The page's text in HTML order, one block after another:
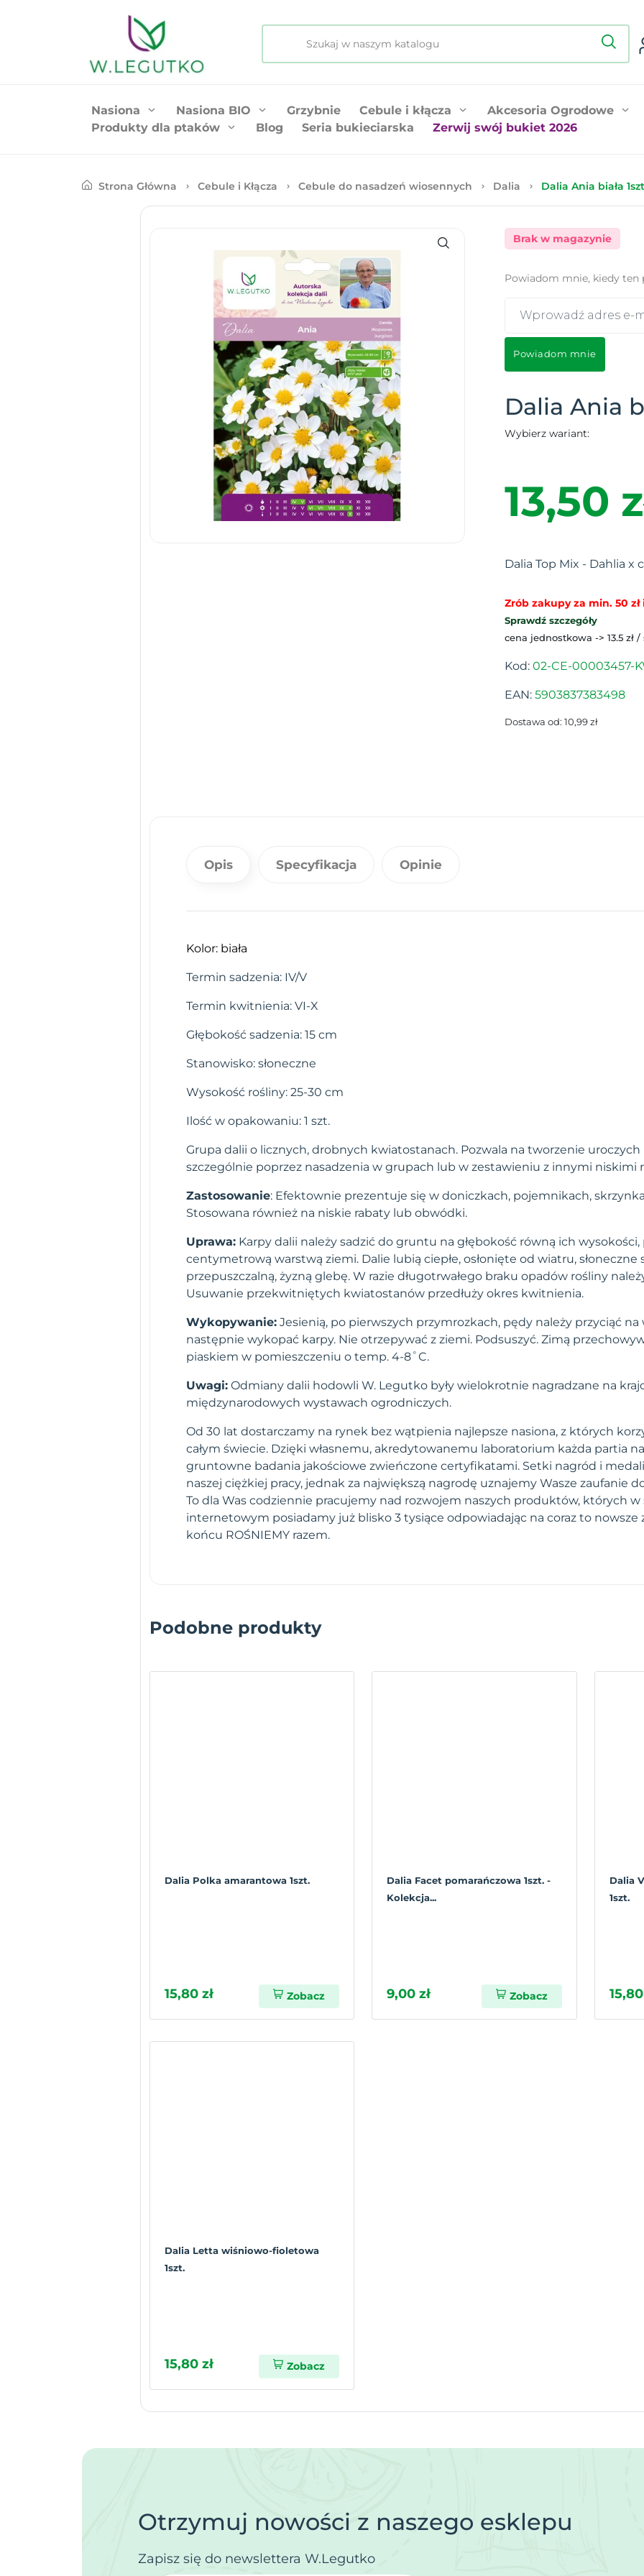
Nasiona Nasiona BIO Grzybnie Cebule i kłącza Akcesoria Ogrodowe
Produkty dla ptaków
Blog Seria bukieciarska Zerwij swój bukiet 2026
Strona Główna Cebule i Kłącza Cebule do nasadzeń wiosennych Dalia Dalia Ania biała
Brak w magazynie
Powiadom mnie, kiedy
Powiadom mnie
Dalia Ania
Wybierz wariant:
13,50
Dalia Top Mix - Dahlia x
Zrób zakupy za min. 50
Sprawdź szczegóły
cena jednostkowa -> 13.5 zł /
Kod: 02-CE-00003457-
EAN: 5903837383498
Dostawa od: 10,99 zł
Opis Specyfikacja Opinie
Kolor: biała
Termin sadzenia: IV/V
Termin kwitnienia: VI-X
Głębokość sadzenia: 15 cm
Stanowisko: słoneczne
Wysokość rośliny: 25-30 cm
Ilość w opakowaniu: 1 szt.
Grupa dalii o licznych, drobnych kwiatostanach. Pozwala na tworzenie
szczególnie poprzez nasadzenia w grupach lub w zestawieniu z innymi niskimi
Zastosowanie: Efektownie prezentuje się w doniczkach, pojemnikach,
Stosowana również na niskie rabaty lub obwódki.
Uprawa: Karpy dalii należy sadzić do gruntu na głębokość równą ich wysokości,
centymetrową warstwą ziemi. Dalie lubią ciepłe, osłonięte od wiatru, słoneczne
przepuszczalną, żyzną glebę. W razie długotrwałego braku opadów rośliny
Usuwanie przekwitniętych kwiatostanów przedłuży okres kwitnienia.
Wykopywanie: Jesienią, po pierwszych przymrozkach, pędy należy przyciąć na
następnie wykopać karpy. Nie otrzepywać z ziemi. Podsuszyć. Zimą
piaskiem w pomieszczeniu o temp. 4-8˚C.
Uwagi: Odmiany dalii hodowli W. Legutko były wielokrotnie nagradzane na
międzynarodowych wystawach ogrodniczych.
Od 30 lat dostarczamy na rynek bez wątpienia najlepsze nasiona, z których
całym świecie. Dzięki własnemu, akredytowanemu laboratorium każda partia
gruntowne badania jakościowe zwieńczone certyfikatami. Setki nagród i
naszej ciężkiej pracy, jednak za największą nagrodę uznajemy Wasze zaufanie
To dla Was codziennie pracujemy nad rozwojem naszych produktów, których w
internetowym posiadamy już blisko 3 tysiące odpowiadając na coraz to nowsze
końcu ROŚNIEMY razem.
Podobne produkty
Dalia Polka amarantowa 1szt.
15,80 zł Zobacz
Dalia Facet pomarańczowa 1szt. -
Kolekcja...
9,00 zł Zobacz
Dalia
1szt.
15,80
Dalia Letta wiśniowo-fioletowa
1szt.
15,80 zł Zobacz
Otrzymuj nowości z naszego esklepu
Zapisz się do newslettera W.Legutko